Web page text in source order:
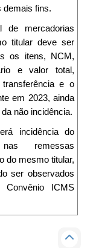
demais fins.
de mercadorias
titular deve ser
os itens, NCM,
e valor total,
e o
em 2023, ainda
não incidência.
incidência do
remessas
do mesmo titular,
ser observados
ICMS